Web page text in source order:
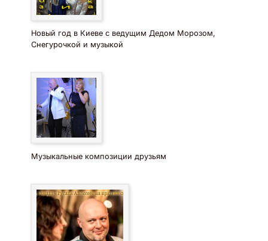
Новый год в Киеве с ведущим Дедом Морозом,
Снегурочкой и музыкой
Музыкальные композиции друзьям